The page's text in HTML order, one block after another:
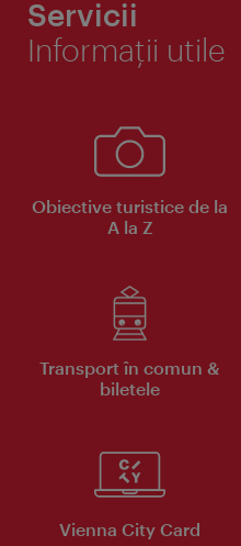
Servicii
Informaţii utile
Obiective turistice de la
A la Z
Transport în comun &
biletele
Vienna City Card